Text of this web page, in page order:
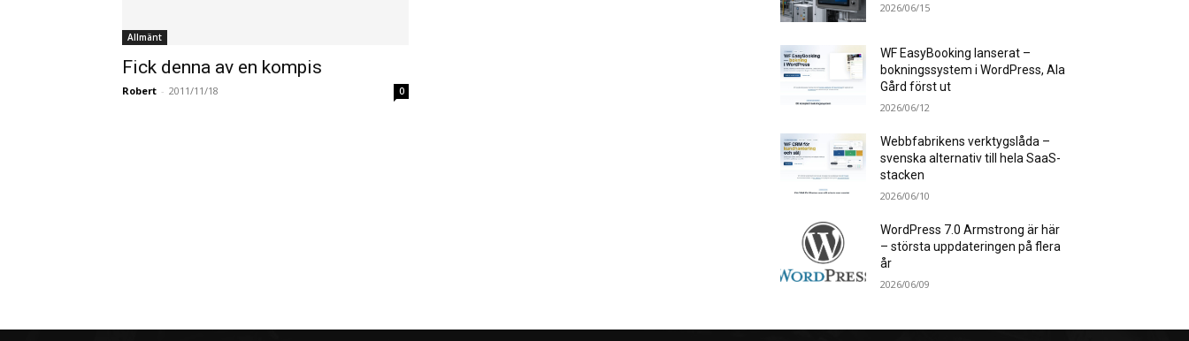
Allmänt
Fick denna av en kompis
Robert - 2011/11/18 0
2026/06/15
WF EasyBooking lanserat –
bokningssystem i WordPress, Ala
Gård först ut
2026/06/12
Webbfabrikens verktygslåda –
svenska alternativ till hela SaaS-
stacken
2026/06/10
WordPress 7.0 Armstrong är här
– största uppdateringen på flera
år
2026/06/09